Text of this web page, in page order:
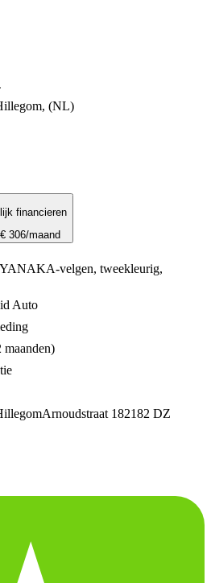
(NL)
financieren
€ 306/maand
velgen, tweekleurig,
Auto
Arnoudstraat 182182 DZ